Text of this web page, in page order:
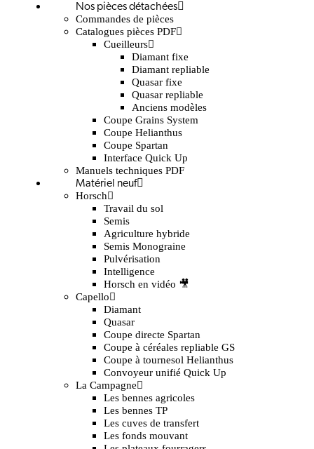
Nos pièces détachées
Commandes de pièces
Catalogues pièces PDF
Cueilleurs
Diamant fixe
Diamant repliable
Quasar fixe
Quasar repliable
Anciens modèles
Coupe Grains System
Coupe Helianthus
Coupe Spartan
Interface Quick Up
Manuels techniques PDF
Matériel neuf
Horsch
Travail du sol
Semis
Agriculture hybride
Semis Monograine
Pulvérisation
Intelligence
Horsch en vidéo 🎥
Capello
Diamant
Quasar
Coupe directe Spartan
Coupe à céréales repliable GS
Coupe à tournesol Helianthus
Convoyeur unifié Quick Up
La Campagne
Les bennes agricoles
Les bennes TP
Les cuves de transfert
Les fonds mouvant